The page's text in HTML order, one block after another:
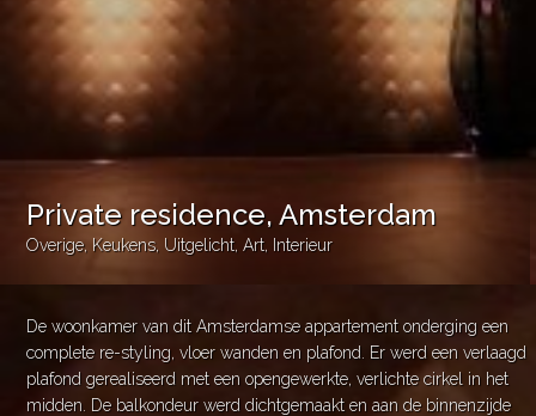
Private residence, Amsterdam
Overige, Keukens, Uitgelicht, Art, Interieur
De woonkamer van dit Amsterdamse appartement onderging een
complete re-styling, vloer wanden en plafond. Er werd een verlaagd
plafond gerealiseerd met een opengewerkte, verlichte cirkel in het
midden. De balkondeur werd dichtgemaakt en aan de binnenzijde